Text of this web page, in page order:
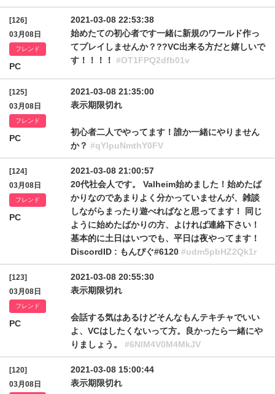
[126]
03月08日
フレンド
PC
2021-03-08 22:53:38
始めたての初心者です一緒に新規のワールド作っ
てプレイしませんか？??VC出来る方だと嬉しいで
す！！！！ #OT1FPQ2dfb01v
[125]
03月08日
フレンド
PC
2021-03-08 21:35:00
表示期限切れ
初心者二人でやってます！誰か一緒にやりません
か？ #qYlpuNmthY0FV
[124]
03月08日
フレンド
PC
2021-03-08 21:00:57
20代社会人です。 Valheim始めました！始めたば
かりなのであまりよく分かっていませんが、雑談
しながらまったり遊べればなと思ってます！ 同じ
ように始めたばかりの方、よければ連絡下さい！
基本的に土日はいつでも、平日は夜やってます！
DiscordID : もんぴぐ#6120 #udm5pbHZ2Qk1r
[123]
03月08日
フレンド
PC
2021-03-08 20:55:30
表示期限切れ
会話する気はあるけどそんなもんテキチャでいい
よ、VCはしたくないって方。良かったら一緒にや
りましょう。 #6NlM4V0M4MkJV
[120]
03月08日
2021-03-08 15:00:44
表示期限切れ